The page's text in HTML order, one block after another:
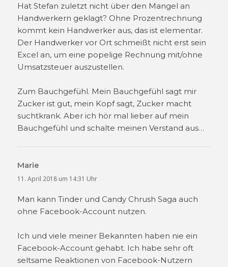
Hat Stefan zuletzt nicht über den Mangel an
Handwerkern geklagt? Ohne Prozentrechnung
kommt kein Handwerker aus, das ist elementar.
Der Handwerker vor Ort schmeißt nicht erst sein
Excel an, um eine popelige Rechnung mit/ohne
Umsatzsteuer auszustellen.
Zum Bauchgefühl. Mein Bauchgefühl sagt mir
Zucker ist gut, mein Kopf sagt, Zucker macht
suchtkrank. Aber ich hör mal lieber auf mein
Bauchgefühl und schalte meinen Verstand aus…
Marie
11. April 2018 um 14:31 Uhr
Man kann Tinder und Candy Chrush Saga auch
ohne Facebook-Account nutzen.
Ich und viele meiner Bekannten haben nie ein
Facebook-Account gehabt. Ich habe sehr oft
seltsame Reaktionen von Facebook-Nutzern